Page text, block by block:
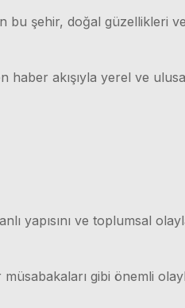
bu şehir, doğal güzellikleri
akışıyla yerel ve
yapısını ve toplumsal
gibi önemli